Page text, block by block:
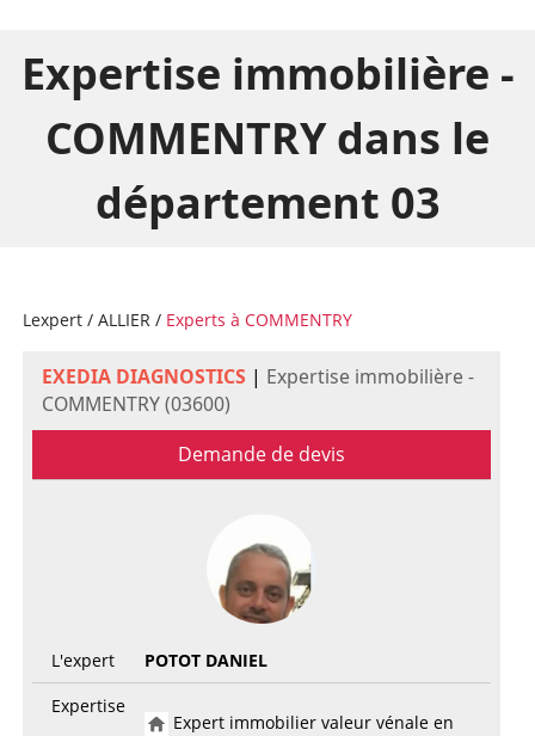
Expertise immobilière -
COMMENTRY dans le
département 03
Lexpert/ ALLIER/ Experts à COMMENTRY
EXEDIA DIAGNOSTICS | Expertise immobilière -
COMMENTRY (03600)
Demande de devis
L'expert
POTOT DANIEL
Expertise
Expert immobilier valeur vénale en